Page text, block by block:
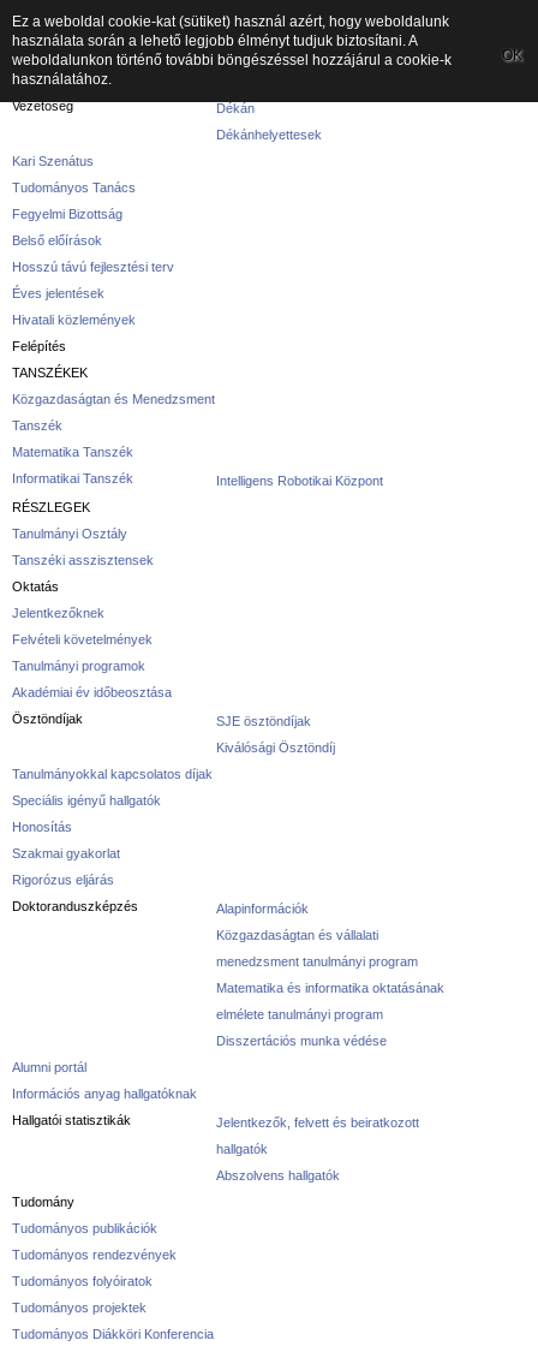
A kar
A karról
Vezetőség
Dékán
Dékánhelyettesek
Kari Szenátus
Tudományos Tanács
Fegyelmi Bizottság
Belső előírások
Hosszú távú fejlesztési terv
Éves jelentések
Hivatali közlemények
Felépítés
TANSZÉKEK
Közgazdaságtan és Menedzsment
Tanszék
Matematika Tanszék
Informatikai Tanszék
Intelligens Robotikai Központ
RÉSZLEGEK
Tanulmányi Osztály
Tanszéki asszisztensek
Oktatás
Jelentkezőknek
Felvételi követelmények
Tanulmányi programok
Akadémiai év időbeosztása
Ösztöndíjak
SJE ösztöndíjak
Kiválósági Ösztöndíj
Tanulmányokkal kapcsolatos díjak
Speciális igényű hallgatók
Honosítás
Szakmai gyakorlat
Rigorózus eljárás
Doktoranduszképzés
Alapinformációk
Közgazdaságtan és vállalati
menedzsment tanulmányi program
Matematika és informatika oktatásának
elmélete tanulmányi program
Disszertációs munka védése
Alumni portál
Információs anyag hallgatóknak
Hallgatói statisztikák
Jelentkezők, felvett és beiratkozott
hallgatók
Abszolvens hallgatók
Tudomány
Tudományos publikációk
Tudományos rendezvények
Tudományos folyóiratok
Tudományos projektek
Tudományos Diákköri Konferencia
Ez a weboldal cookie-kat (sütiket) használ azért, hogy weboldalunk
használata során a lehető legjobb élményt tudjuk biztosítani. A
weboldalunkon történő további böngészéssel hozzájárul a cookie-k
használatához.
OK